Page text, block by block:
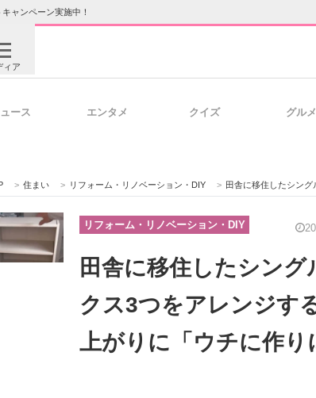
ャンペーン実施中！
ィア
ビジネスと働き方のヒント AI活用のいまが分かる
ース エンタメ クイズ グルメ
> 住まい > リフォーム・リノベーション・DIY > 田舎に移住したシングルマザー、
リフォーム・リノベーション・DIY
田舎に移住したシン
クス3つをアレンジ
上がりに「ウチに作り